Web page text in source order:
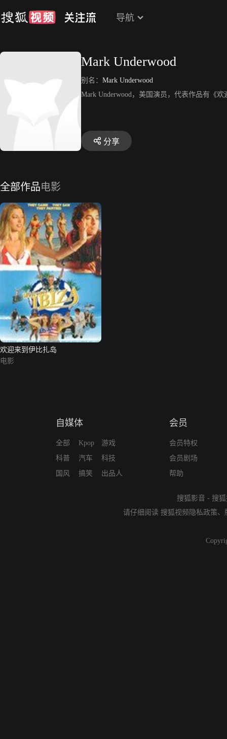
导航
Mark Underwood
别名： Mark Underwood
Mark Underwood，美国演员，代表作品有《
分享
全部作品电影
欢迎来到伊比扎岛
电影
自媒体
全部
科普
国风
Kpop
汽车
搞笑
游戏
科技
出品人
会员
会员特权
会员剧场
帮助
搜狐影音 - 搜
请仔细阅读 搜狐视频隐私政策、